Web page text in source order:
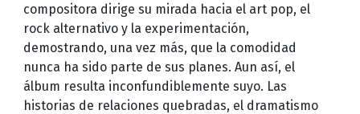
compositora dirige su mirada hacia el art pop, el
rock alternativo y la experimentación,
demostrando, una vez más, que la comodidad
nunca ha sido parte de sus planes. Aun así, el
álbum resulta inconfundiblemente suyo. Las
historias de relaciones quebradas, el dramatismo